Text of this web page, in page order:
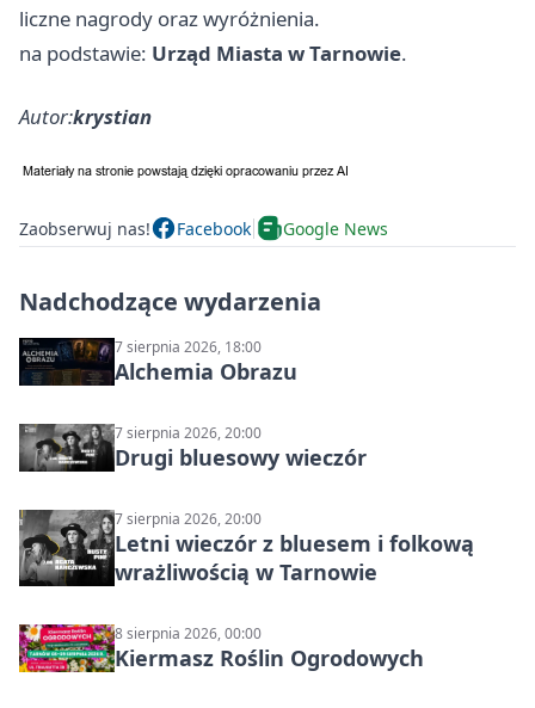
liczne nagrody oraz wyróżnienia.
na podstawie: Urząd Miasta w Tarnowie.
Autor:krystian
Zaobserwuj nas! Facebook Google News
Nadchodzące wydarzenia
7 sierpnia 2026, 18:00
Alchemia Obrazu
7 sierpnia 2026, 20:00
Drugi bluesowy wieczór
7 sierpnia 2026, 20:00
Letni wieczór z bluesem i folkową
wrażliwością w Tarnowie
8 sierpnia 2026, 00:00
Kiermasz Roślin Ogrodowych